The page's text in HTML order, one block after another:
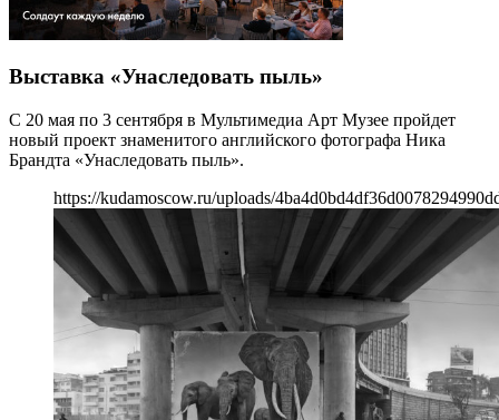
Выставка «Унаследовать пыль»
С 20 мая по 3 сентября в Мультимедиа Арт Музее пройдет
новый проект знаменитого английского фотографа Ника
Брандта «Унаследовать пыль».
https://kudamoscow.ru/uploads/